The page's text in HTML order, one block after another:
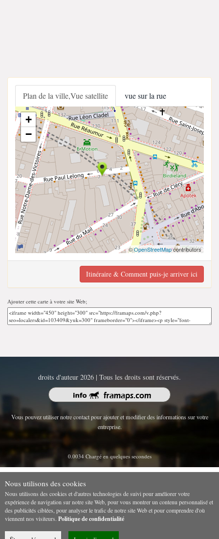
Plan de la ville,Vue satellite vue sur la rue
+
−
©OpenStreetMapcontributors
Itinéraire & Comment puis-je arriver ici
Ajouter cette carte à votre site Web;
droits d'auteur 2026 | Tous les droits sont réservés.
Vous pouvez utiliser notre contact pour ajouter et modifier des informations sur votre
entreprise.
0.0034 Chargé en quelques secondes
Nous utilisons des cookies
Nous utilisons des cookies et d'autres technologies de suivi pour améliorer votre
expérience de navigation sur notre site Web, pour vous montrer un contenu personnalisé et
des publicités ciblées, pour analyser le trafic de notre site Web et pour comprendre d'où
viennent nos visiteurs. Politique de confidentialité